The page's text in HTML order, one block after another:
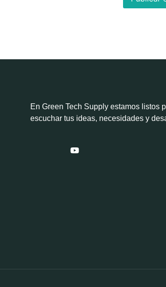
En Green Tech Supply estamos listos
escuchar tus ideas, necesidades y